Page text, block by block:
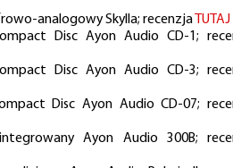
analogowy Skylla; recenzja TUTAJ
Disc Ayon Audio CD-1;
Disc Ayon Audio CD-3;
Disc Ayon Audio CD-07;
Ayon Audio 300B;